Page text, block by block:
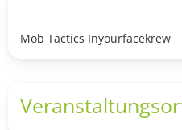
• MOB TACTICS • [ Eatbrain /
In Your Face Krew
○ Ernestor ○
Mob Tactics Inyourfacekrew